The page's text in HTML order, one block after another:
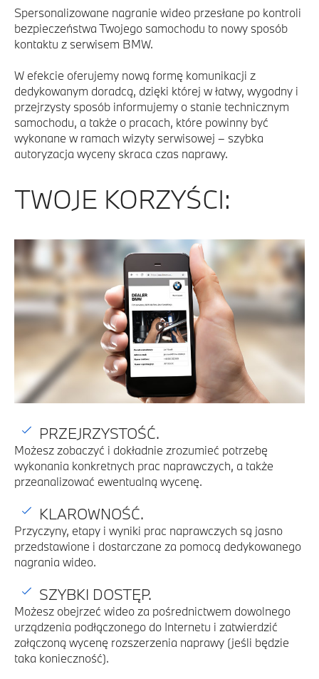
Spersonalizowane nagranie wideo przesłane po kontroli
bezpieczeństwa Twojego samochodu to nowy sposób
kontaktu z serwisem BMW.
W efekcie oferujemy nową formę komunikacji z
dedykowanym doradcą, dzięki której w łatwy, wygodny i
przejrzysty sposób informujemy o stanie technicznym
samochodu, a także o pracach, które powinny być
wykonane w ramach wizyty serwisowej – szybka
autoryzacja wyceny skraca czas naprawy.
TWOJE KORZYŚCI:
PRZEJRZYSTOŚĆ.
Możesz zobaczyć i dokładnie zrozumieć potrzebę
wykonania konkretnych prac naprawczych, a także
przeanalizować ewentualną wycenę.
KLAROWNOŚĆ.
Przyczyny, etapy i wyniki prac naprawczych są jasno
przedstawione i dostarczane za pomocą dedykowanego
nagrania wideo.
SZYBKI DOSTĘP.
Możesz obejrzeć wideo za pośrednictwem dowolnego
urządzenia podłączonego do Internetu i zatwierdzić
załączoną wycenę rozszerzenia naprawy (jeśli będzie
taka konieczność).